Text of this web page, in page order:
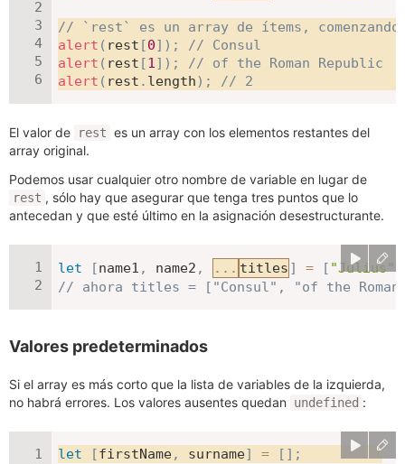
// `rest` es un array de ítems,
alert ( rest [0] ) ;
// Consul
alert ( rest [1] ) ;
// of the Roman Republic
alert ( rest . length) ; // 2
El valor de rest es un array con los elementos restantes del
array original.
Podemos usar cualquier otro nombre de variable en lugar de
rest , sólo hay que asegurar que tenga tres puntos que lo
antecedan y que esté último en la asignación desestructurante.
let [name1 , name2 , ... titles ] = [ "Julius",
// ahora titles = ["Consul", "of the Roman
Valores predeterminados
Si el array es más corto que la lista de variables de la izquierda,
no habrá errores. Los valores ausentes quedan
undefined :
let [firstName, surname] = [ ] ;